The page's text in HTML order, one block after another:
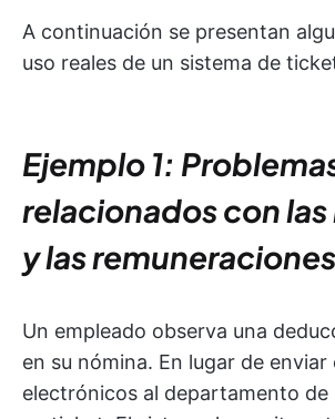
A continuación se presentan
uso reales de un sistema de
Ejemplo 1:
relacionados con
y las remuneraciones
Un empleado observa una
en su nómina. En lugar de enviar
electrónicos al departamento de